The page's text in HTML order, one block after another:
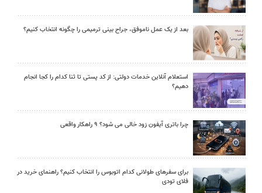
بعد از یک عمل ناموفق، جراح بینی ترمیمی را چگونه انتخاب کنیم؟
استعلام آنلاین خدمات دولتی: از کد پستی تا ثنا کدام را کجا انجام
دهیم؟
چرا باتری آیفون زود خالی می شود؟ ۹ راهکار واقعی
برای سفرهای طولانی کدام اتوبوس را انتخاب کنیم؟ راهنمای خرید در
فلای تودی